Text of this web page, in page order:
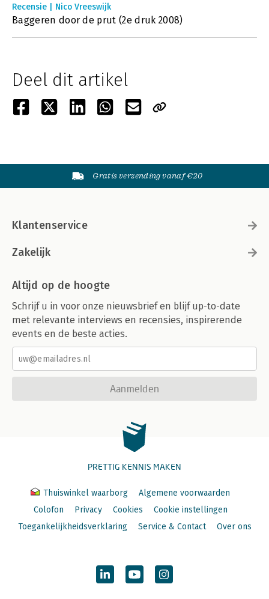
Recensie | Nico Vreeswijk
Baggeren door de prut (2e druk 2008)
Deel dit artikel
Gratis verzending vanaf €20
Klantenservice
Zakelijk
Altijd op de hoogte
Schrijf u in voor onze nieuwsbrief en blijf up-to-date
met relevante interviews en recensies, inspirerende
events en de beste acties.
Aanmelden
PRETTIG KENNIS MAKEN
Thuiswinkel waarborg
Algemene voorwaarden
Colofon
Privacy Cookies
Cookie instellingen
Toegankelijkheidsverklaring
Service & Contact Over ons